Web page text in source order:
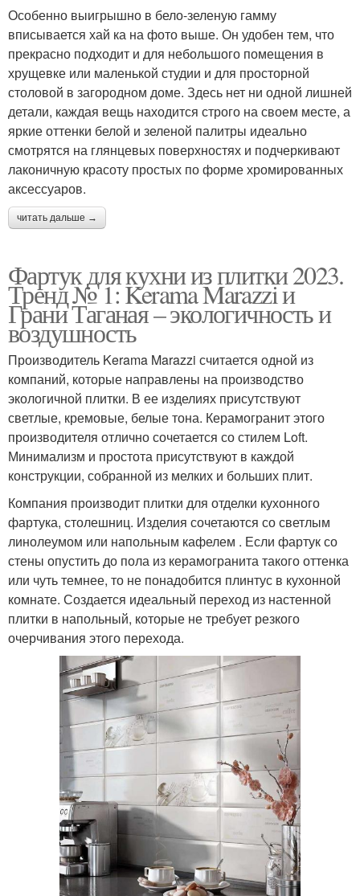
Особенно выигрышно в бело-зеленую гамму
вписывается хай ка на фото выше. Он удобен тем, что
прекрасно подходит и для небольшого помещения в
хрущевке или маленькой студии и для просторной
столовой в загородном доме. Здесь нет ни одной лишней
детали, каждая вещь находится строго на своем месте, а
яркие оттенки белой и зеленой палитры идеально
смотрятся на глянцевых поверхностях и подчеркивают
лаконичную красоту простых по форме хромированных
аксессуаров.
читать дальше →
Фартук для кухни из плитки 2023.
Тренд № 1: Kerama Marazzi и
Грани Таганая – экологичность и
воздушность
Производитель Kerama Marazzi считается одной из
компаний, которые направлены на производство
экологичной плитки. В ее изделиях присутствуют
светлые, кремовые, белые тона. Керамогранит этого
производителя отлично сочетается со стилем Loft.
Минимализм и простота присутствуют в каждой
конструкции, собранной из мелких и больших плит.
Компания производит плитки для отделки кухонного
фартука, столешниц. Изделия сочетаются со светлым
линолеумом или напольным кафелем . Если фартук со
стены опустить до пола из керамогранита такого оттенка
или чуть темнее, то не понадобится плинтус в кухонной
комнате. Создается идеальный переход из настенной
плитки в напольный, которые не требует резкого
очерчивания этого перехода.